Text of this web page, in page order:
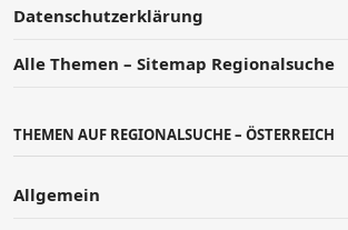
Datenschutzerklärung
Alle Themen – Sitemap Regionalsuche
THEMEN AUF REGIONALSUCHE – ÖSTERREICH
Allgemein